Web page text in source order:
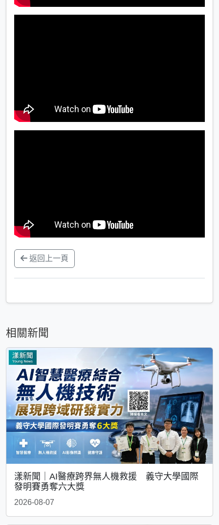
返回上一頁
相關新聞
漾新聞｜AI醫療跨界無人機救援 義守大學國際
發明賽勇奪六大獎
2026-08-07